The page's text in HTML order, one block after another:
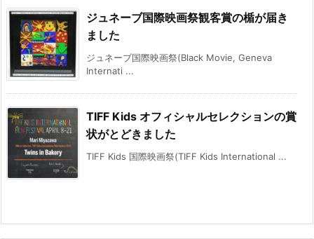
ジュネーブ国際映画祭観客賞の楯が届き
ました
ジュネーブ国際映画祭(Black Movie, Geneva
Internati ...
TIFF Kids オフィシャルセレクションの賞
状がとどきました
TIFF Kids 国際映画祭(TIFF Kids International ...